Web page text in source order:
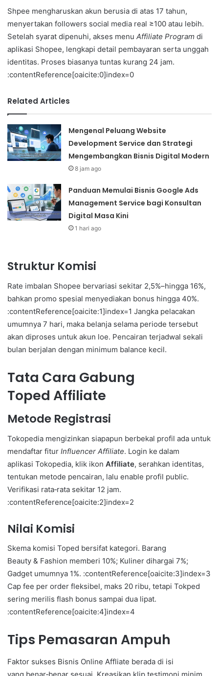
Shpee mengharuskan akun berusia di atas 17 tahun,
menyertakan followers social media real ≥100 atau lebih.
Setelah syarat dipenuhi, akses menu Affiliate Program di
aplikasi Shopee, lengkapi detail pembayaran serta unggah
identitas. Proses biasanya tuntas kurang 24 jam.
:contentReference[oaicite:0]index=0
Related Articles
Mengenal Peluang Website
Development Service dan Strategi
Mengembangkan Bisnis Digital Modern
8 jam ago
Panduan Memulai Bisnis Google Ads
Management Service bagi Konsultan
Digital Masa Kini
1 hari ago
Struktur Komisi
Rate imbalan Shopee bervariasi sekitar 2,5%–hingga 16%,
bahkan promo spesial menyediakan bonus hingga 40%.
:contentReference[oaicite:1]index=1 Jangka pelacakan
umumnya 7 hari, maka belanja selama periode tersebut
akan diproses untuk akun loe. Pencairan terjadwal sekali
bulan berjalan dengan minimum balance kecil.
Tata Cara Gabung
Toped Affiliate
Metode Registrasi
Tokopedia mengizinkan siapapun berbekal profil ada untuk
mendaftar fitur Influencer Affiliate. Login ke dalam
aplikasi Tokopedia, klik ikon Affiliate, serahkan identitas,
tentukan metode pencairan, lalu enable profil public.
Verifikasi rata‑rata sekitar 12 jam.
:contentReference[oaicite:2]index=2
Nilai Komisi
Skema komisi Toped bersifat kategori. Barang
Beauty & Fashion memberi 10%; Kuliner dihargai 7%;
Gadget umumnya 1%. :contentReference[oaicite:3]index=3
Cap fee per order fleksibel, maks 20 ribu, tetapi Tokped
sering merilis flash bonus sampai dua lipat.
:contentReference[oaicite:4]index=4
Tips Pemasaran Ampuh
Faktor sukses Bisnis Online Affliate berada di isi